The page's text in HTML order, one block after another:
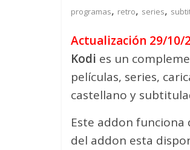
programas, retro, series,
Actualización 29/10/
Kodi es un
películas, series,
castellano y
Este addon
del addon esta